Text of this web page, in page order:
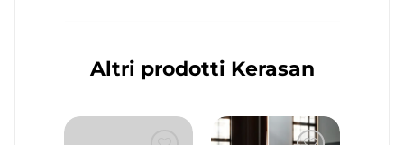
Altri prodotti Kerasan